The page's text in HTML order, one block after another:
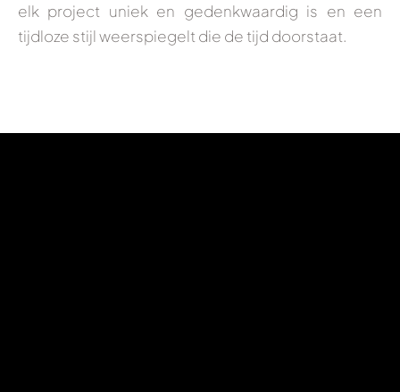
elk project uniek en gedenkwaardig is en een
tijdloze stijl weerspiegelt die de tijd doorstaat.